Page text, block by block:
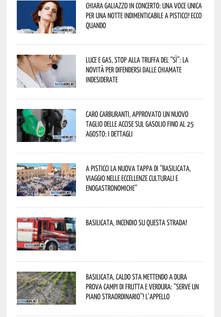
Chiara Galiazzo in concerto: una voce unica
per una notte indimenticabile a Pisticci! Ecco
quando
Luce e gas, stop alla truffa del “Sì”: la
novità per difendersi dalle chiamate
indesiderate
Caro carburanti, approvato un nuovo
taglio delle accise sul gasolio fino al 25
agosto: i dettagli
A Pisticci la nuova tappa di “Basilicata,
viaggio nelle eccellenze culturali e
enogastronomiche”
Basilicata, incendio su questa strada!
Basilicata, caldo sta mettendo a dura
prova campi di frutta e verdura: “Serve un
piano straordinario”! L’appello